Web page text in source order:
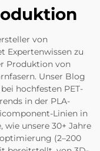
von
Expertenwissen zu
Produktion von
Unser Blog
hochfesten PET-
in der PLA-
Linien in
unsere 30+ Jahre
(2–200